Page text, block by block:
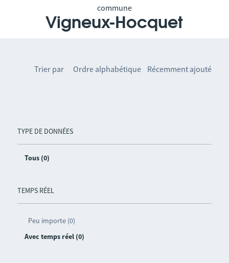
commune
Vigneux-Hocquet
TYPE DE DONNÉES
Tous (0)
TEMPS RÉEL
Peu importe (0)
Avec temps réel (0)
Trier par Ordre alphabétique Récemment ajouté